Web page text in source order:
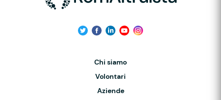
Chi siamo
Volontari
Aziende